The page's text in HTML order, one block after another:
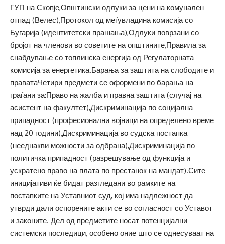
ГУП на Скопје,Општински одлуки за цени на комунален
отпад (Велес),Протокол од меѓувладина комисија со
Бугарија (идентитетски прашања),Одлуки поврзани со
бројот на членови во советите на општините,Правила за
снабдување со топлинска енергија од Регулаторната
комисија за енергетика.Барања за заштита на слободите и
праватаЧетири предмети се оформени по барања на
граѓани за:Право на жалба и правна заштита (случај на
асистент на факултет),Дискриминација по социјална
припадност (професионални војници на определено време
над 20 години),Дискриминација во судска постапка
(нееднакви можности за одбрана),Дискриминација по
политичка припадност (разрешување од функција и
ускратено право на плата по престанок на мандат).Сите
иницијативи ќе бидат разгледани во рамките на
постапките на Уставниот суд, кој има надлежност да
утврди дали оспорените акти се во согласност со Уставот
и законите. Дел од предметите носат потенцијални
системски последици, особено оние што се однесуваат на